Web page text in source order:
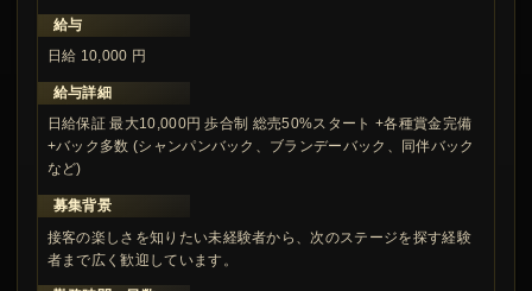
給与
日給 10,000 円
給与詳細
日給保証 最大10,000円 歩合制 総売50%スタート +各種賞金完備
+バック多数 (シャンパンバック、ブランデーバック、同伴バック
など)
募集背景
接客の楽しさを知りたい未経験者から、次のステージを探す経験
者まで広く歓迎しています。